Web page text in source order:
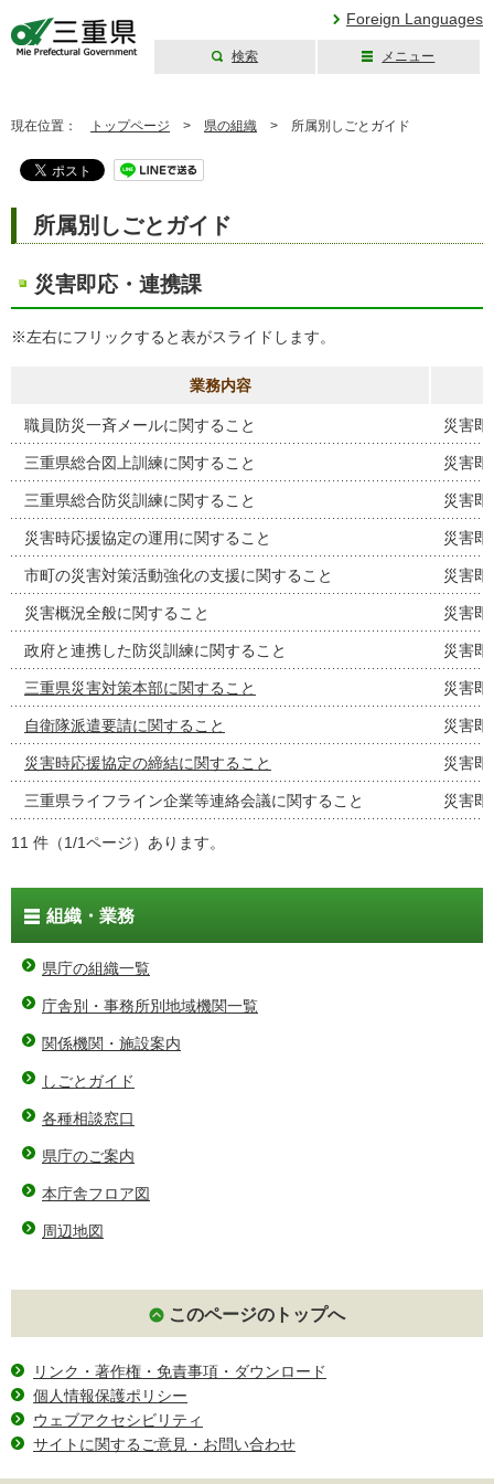
Foreign Languages
検索 メニュー
現在位置： トップページ > 県の組織 > 所属別しごとガイド
所属別しごとガイド
災害即応・連携課
※左右にフリックすると表がスライドします。
業務内容
職員防災一斉メールに関すること 災害即
三重県総合図上訓練に関すること 災害即
三重県総合防災訓練に関すること 災害即
災害時応援協定の運用に関すること 災害即
市町の災害対策活動強化の支援に関すること 災害即
災害概況全般に関すること 災害即
政府と連携した防災訓練に関すること 災害即
三重県災害対策本部に関すること 災害即
自衛隊派遣要請に関すること 災害即
災害時応援協定の締結に関すること 災害即
三重県ライフライン企業等連絡会議に関すること 災害即
11 件（1/1ページ）あります。
組織・業務
県庁の組織一覧
庁舎別・事務所別地域機関一覧
関係機関・施設案内
しごとガイド
各種相談窓口
県庁のご案内
本庁舎フロア図
周辺地図
このページのトップへ
リンク・著作権・免責事項・ダウンロード
個人情報保護ポリシー
ウェブアクセシビリティ
サイトに関するご意見・お問い合わせ